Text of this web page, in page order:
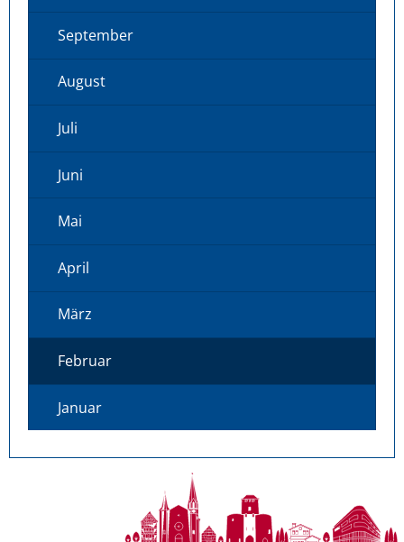
September
August
Juli
Juni
Mai
April
März
Februar
Januar